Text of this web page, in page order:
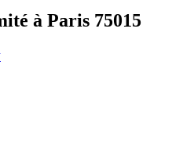
à Paris 75015